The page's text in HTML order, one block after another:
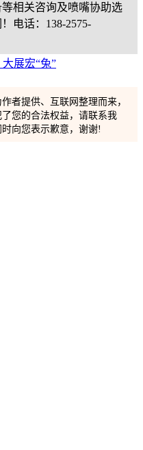
相关咨询及喷嘴协助选
电话：138-2575-
展宏“兔”
者提供、互联网整理而来，
您的合法权益，请联系我
向您表示歉意，谢谢!